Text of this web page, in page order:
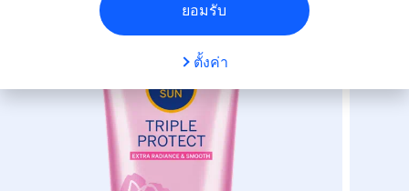
ยอมรับ
ตั้งค่า